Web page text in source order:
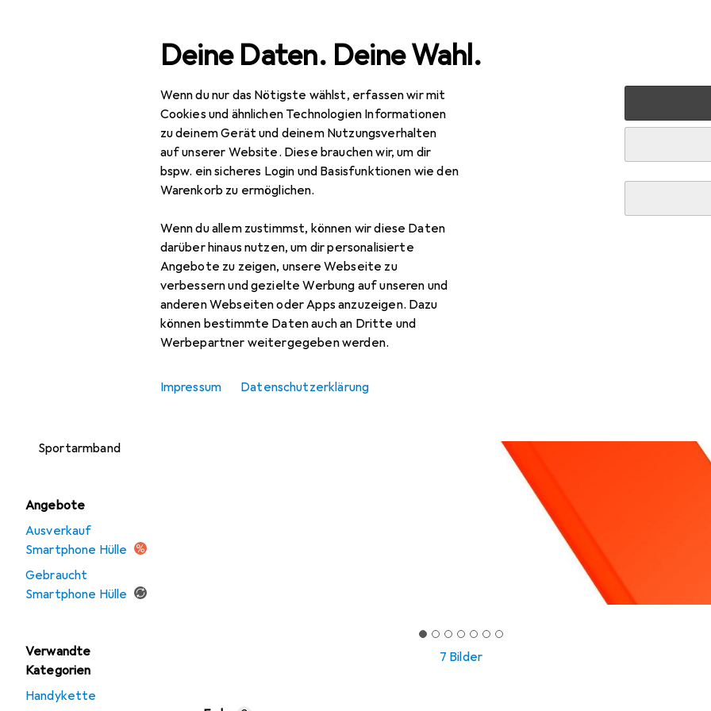
Deine Daten. Deine Wahl.
Wenn du nur das Nötigste wählst, erfassen wir mit
Cookies und ähnlichen Technologien Informationen
zu deinem Gerät und deinem Nutzungsverhalten
auf unserer Website. Diese brauchen wir, um dir
bspw. ein sicheres Login und Basisfunktionen wie den
Warenkorb zu ermöglichen.
Wenn du allem zustimmst, können wir diese Daten
darüber hinaus nutzen, um dir personalisierte
Angebote zu zeigen, unsere Webseite zu
verbessern und gezielte Werbung auf unseren und
anderen Webseiten oder Apps anzuzeigen. Dazu
können bestimmte Daten auch an Dritte und
Werbepartner weitergegeben werden.
Impressum Datenschutzerklärung
Navigation nach Kategorien
Sportarmband
Angebote
Ausverkauf
Smartphone Hülle
Gebraucht
Smartphone Hülle
Verwandte
Kategorien
Handykette
Gesamtsortiment IT + Multimedia Smartphones + Tablets Smartphone
7 Bilder